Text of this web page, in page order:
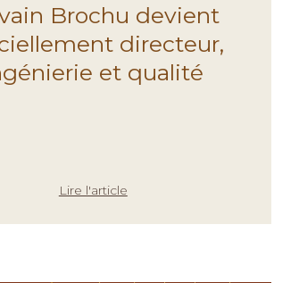
Brochu devient
directeur,
et qualité
Lire l'article